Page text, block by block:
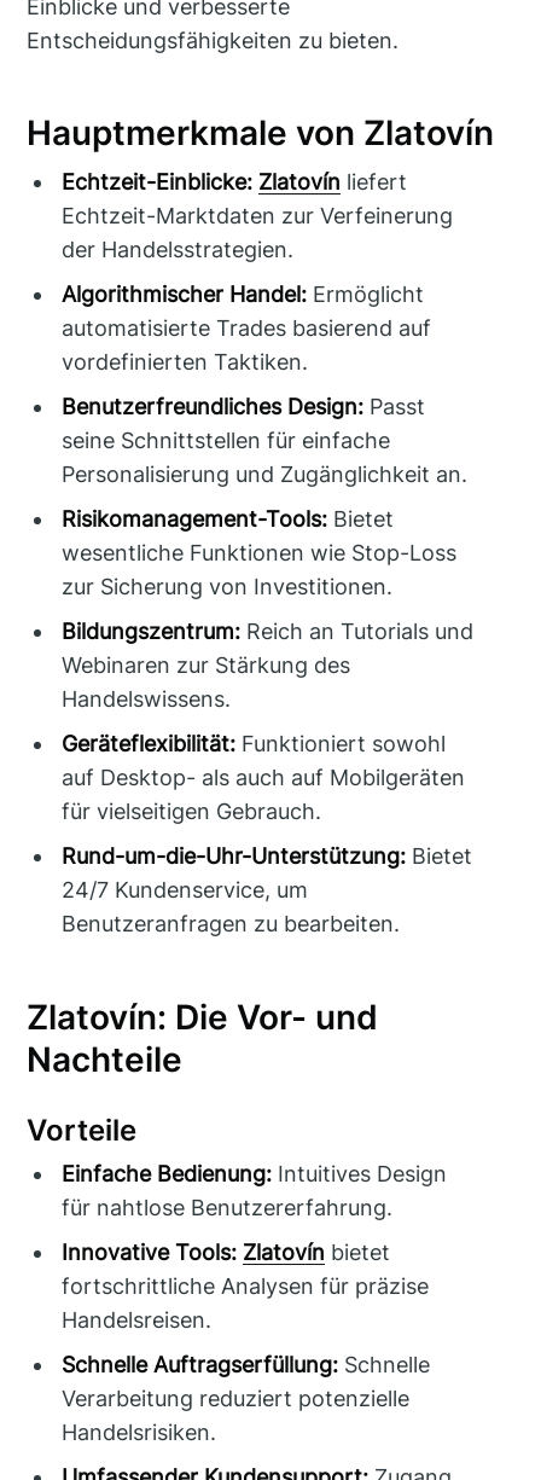
Einblicke und verbesserte
Entscheidungsfähigkeiten zu bieten.
Hauptmerkmale von Zlatovín
Echtzeit-Einblicke: Zlatovín liefert
Echtzeit-Marktdaten zur Verfeinerung
der Handelsstrategien.
Algorithmischer Handel: Ermöglicht
automatisierte Trades basierend auf
vordefinierten Taktiken.
Benutzerfreundliches Design: Passt
seine Schnittstellen für einfache
Personalisierung und Zugänglichkeit an.
Risikomanagement-Tools: Bietet
wesentliche Funktionen wie Stop-Loss
zur Sicherung von Investitionen.
Bildungszentrum: Reich an Tutorials und
Webinaren zur Stärkung des
Handelswissens.
Geräteflexibilität: Funktioniert sowohl
auf Desktop- als auch auf Mobilgeräten
für vielseitigen Gebrauch.
Rund-um-die-Uhr-Unterstützung: Bietet
24/7 Kundenservice, um
Benutzeranfragen zu bearbeiten.
Zlatovín: Die Vor- und
Nachteile
Vorteile
Einfache Bedienung: Intuitives Design
für nahtlose Benutzererfahrung.
Innovative Tools: Zlatovín bietet
fortschrittliche Analysen für präzise
Handelsreisen.
Schnelle Auftragserfüllung: Schnelle
Verarbeitung reduziert potenzielle
Handelsrisiken.